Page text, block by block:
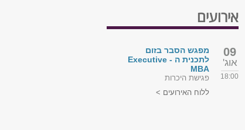
אירועים
09
אוג'
18:00
מפגש הסבר בזום
לתכנית ה - Executive
MBA
פגישת היכרות
ללוח האירועים >